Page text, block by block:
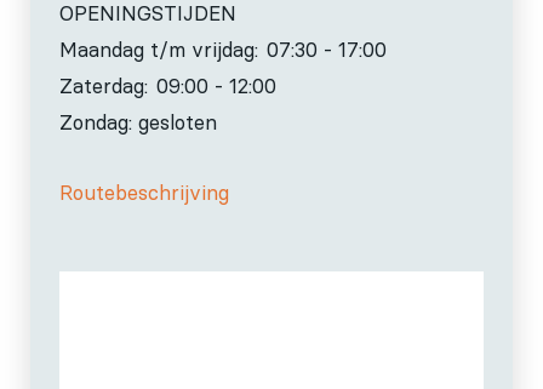
OPENINGSTIJDEN
Maandag t/m vrijdag: 07:30 - 17:00
Zaterdag: 09:00 - 12:00
Zondag: gesloten
Routebeschrijving